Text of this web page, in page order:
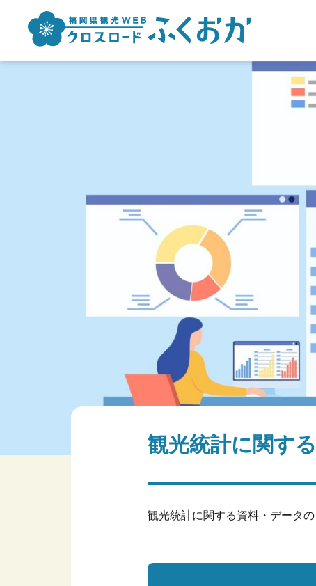
観光統計に関す
観光統計に関する資料・データ